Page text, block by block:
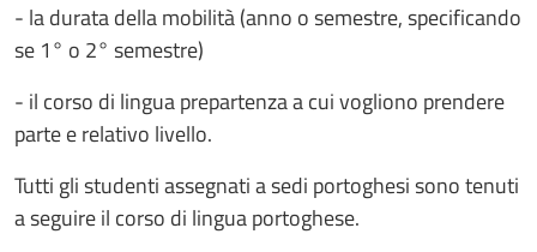
- la durata della mobilità (anno o semestre, specificando
se 1° o 2° semestre)
- il corso di lingua prepartenza a cui vogliono prendere
parte e relativo livello.
Tutti gli studenti assegnati a sedi portoghesi sono tenuti
a seguire il corso di lingua portoghese.